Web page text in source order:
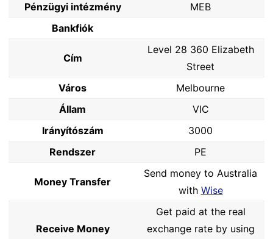
Pénzügyi intézmény
MEB
Bankfiók
Cím
Level 28 360 Elizabeth
Street
Város
Melbourne
Állam
VIC
Irányítószám
3000
Rendszer
PE
Money Transfer
Send money to Australia
with Wise
Receive Money
Get paid at the real
exchange rate by using